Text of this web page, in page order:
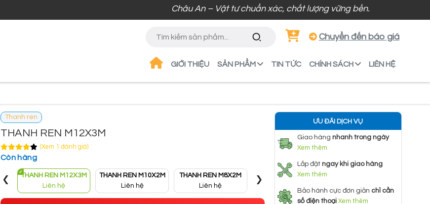
Châu An – Vật tư chuẩn xác, chất lượng vững bền.
Chuyển đến báo giá
GIỚI THIỆU SẢN PHẨM TIN TỨC CHÍNH SÁCH LIÊN HỆ
Thanh ren
THANH REN M12X3M
(Xem 1 đánh giá)
Còn hàng
THANH REN M12X3M
Liên hệ
THANH REN M10X2M
Liên hệ
THANH REN M8X2M
Liên hệ
THANH REN M10X3M
Liên hệ
‹ ›
ƯU ĐÃI DỊCH VỤ
Giao hàng nhanh trong ngày
Xem thêm
Lắp đặt ngay khi giao hàng
Xem thêm
Bảo hành cực đơn giản chỉ cần
số điện thoại Xem thêm